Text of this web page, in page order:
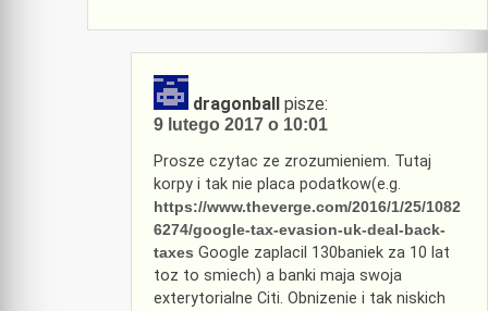
dragonball pisze:
9 lutego 2017 o 10:01
Prosze czytac ze zrozumieniem. Tutaj
korpy i tak nie placa podatkow(e.g.
https://www.theverge.com/2016/1/25/1082
6274/google-tax-evasion-uk-deal-back-
taxes Google zaplacil 130baniek za 10 lat
toz to smiech) a banki maja swoja
exterytorialne Citi. Obnizenie i tak niskich